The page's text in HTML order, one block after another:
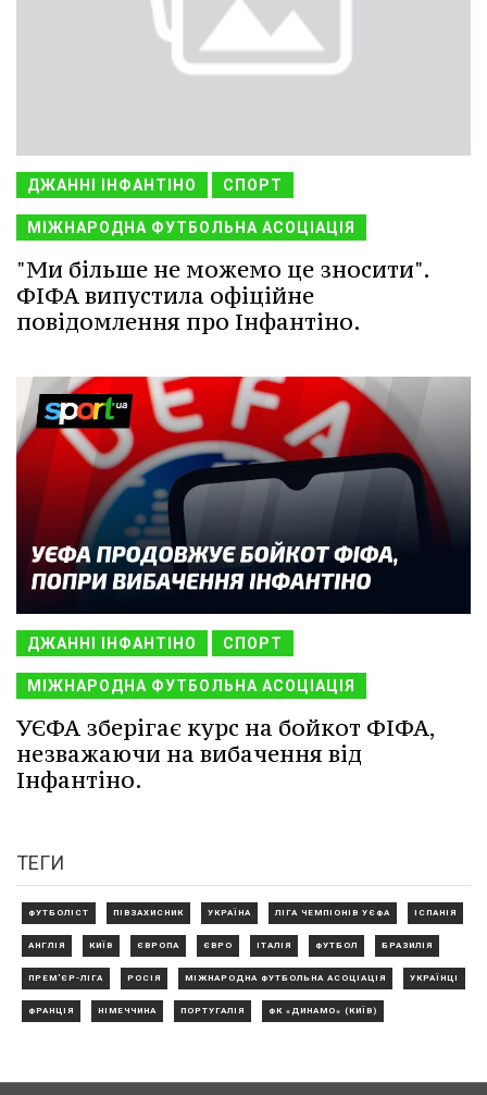
ДЖАННІ ІНФАНТІНО СПОРТ
МІЖНАРОДНА ФУТБОЛЬНА АСОЦІАЦІЯ
"Ми більше не можемо це зносити".
ФІФА випустила офіційне
повідомлення про Інфантіно.
ДЖАННІ ІНФАНТІНО СПОРТ
МІЖНАРОДНА ФУТБОЛЬНА АСОЦІАЦІЯ
УЄФА зберігає курс на бойкот ФІФА,
незважаючи на вибачення від
Інфантіно.
ТЕГИ
ФУТБОЛІСТ ПІВЗАХИСНИК УКРАЇНА ЛІГА ЧЕМПІОНІВ УЄФА ІСПАНІЯ
АНГЛІЯ КИЇВ ЄВРОПА ЄВРО ІТАЛІЯ ФУТБОЛ БРАЗИЛІЯ
ПРЕМ'ЄР-ЛІГА РОСІЯ МІЖНАРОДНА ФУТБОЛЬНА АСОЦІАЦІЯ УКРАЇНЦІ
ФРАНЦІЯ НІМЕЧЧИНА ПОРТУГАЛІЯ ФК «ДИНАМО» (КИЇВ)